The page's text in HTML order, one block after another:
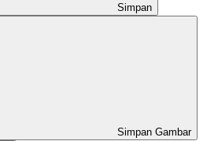
Simpan
Simpan Gambar